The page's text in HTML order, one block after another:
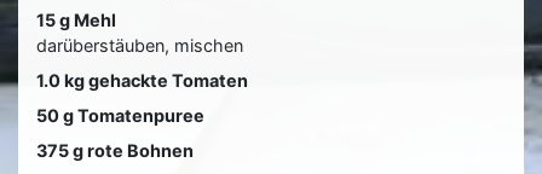
15 g Mehl
darüberstäuben, mischen
1.0 kg gehackte Tomaten
50 g Tomatenpuree
375 g rote Bohnen